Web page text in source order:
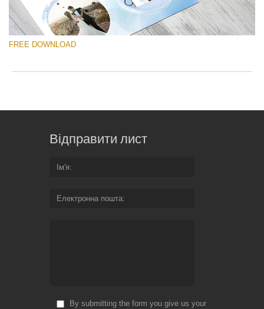
FREE DOWNLOAD
Відправити лист
Ім'я
Електронна пошта
By submitting the form you give us your